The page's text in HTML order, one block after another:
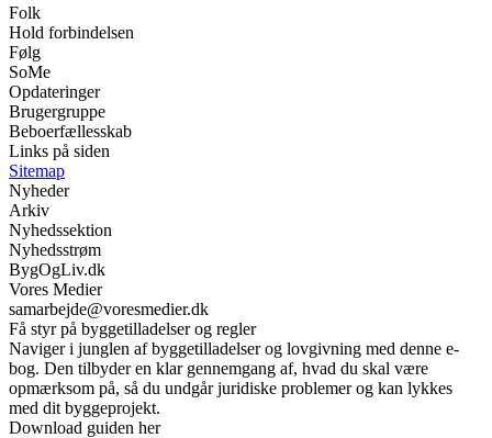
Folk
Hold forbindelsen
Følg
SoMe
Opdateringer
Brugergruppe
Beboerfællesskab
Links på siden
Sitemap
Nyheder
Arkiv
Nyhedssektion
Nyhedsstrøm
BygOgLiv.dk
Vores Medier
samarbejde@voresmedier.dk
Få styr på byggetilladelser og regler
Naviger i junglen af byggetilladelser og lovgivning med denne e-
bog. Den tilbyder en klar gennemgang af, hvad du skal være
opmærksom på, så du undgår juridiske problemer og kan lykkes
med dit byggeprojekt.
Download guiden her